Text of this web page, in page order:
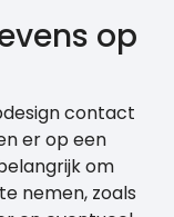
op
contact
er op een
om
nemen, zoals